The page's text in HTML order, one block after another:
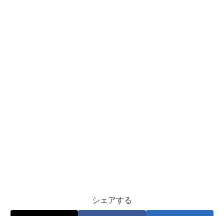
シェアする